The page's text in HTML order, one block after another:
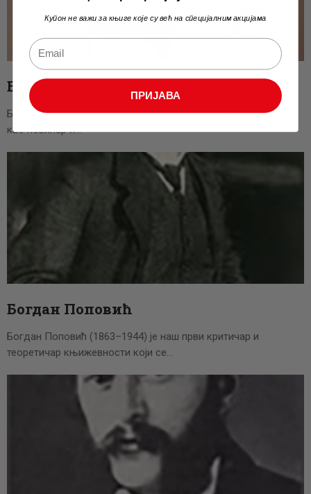
Бобан Каровић
Бобан Каровић је рођен 1988. године у Краљеву. Радио је
као новинар и…
Богдан Поповић
Богдан Поповић (1863–1944) је наш први критичар и
теоретичар књижевности који се…
Купон не важи за књиге које су већ на специјалним акцијама
ПРИЈАВА